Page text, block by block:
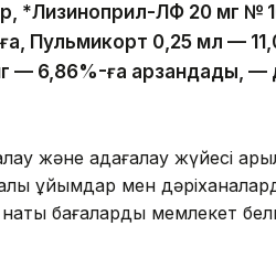
*Лизиноприл-ЛФ 20 мг №
Пульмикорт 0,25 мл —
— 6,86%-ға арзандады, —
және қадағалау жүйесі
ұйымдар мен
нақты бағаларды мемлекет